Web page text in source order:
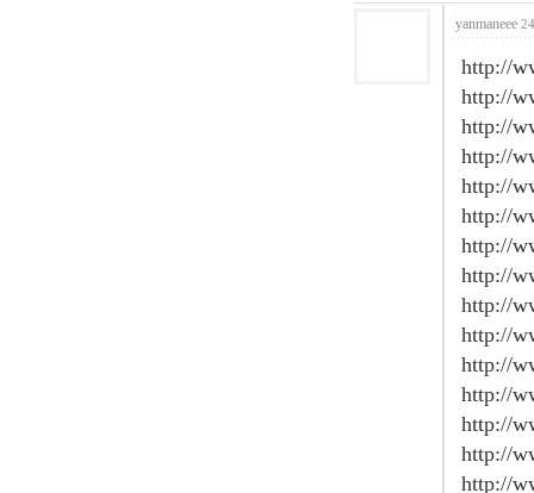
yanmaneee
http://
http://
http://
http://
http://
http://
http://
http://
http://
http://
http://
http://
http://
http://
http://